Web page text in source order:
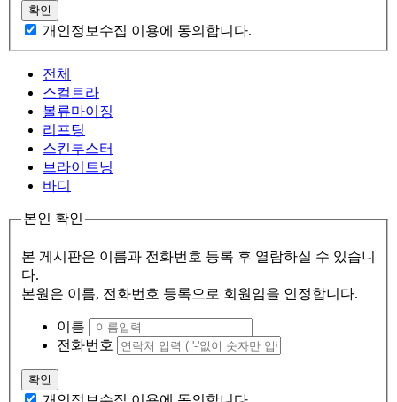
확인
개인정보수집 이용에 동의합니다.
전체
스컬트라
볼류마이징
리프팅
스킨부스터
브라이트닝
바디
본인 확인
본 게시판은 이름과 전화번호 등록 후 열람하실 수 있습니
다.
본원은 이름, 전화번호 등록으로 회원임을 인정합니다.
이름
전화번호
확인